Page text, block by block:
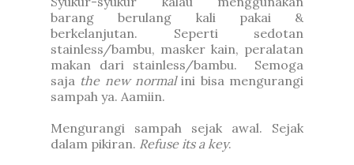
barang berulang kali pakai &
berkelanjutan. Seperti sedotan
stainless/bambu, masker kain, peralatan
makan dari stainless/bambu.
Semoga
saja the new normalini bisa mengurangi
sampah ya. Aamiin.
Mengurangi sampah sejak awal. Sejak
dalam pikiran. Refuse its a key.